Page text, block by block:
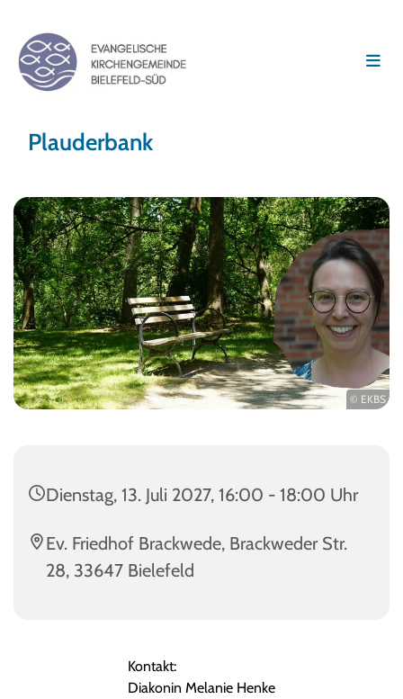
Plauderbank
© EKBS
Dienstag, 13. Juli 2027, 16:00 - 18:00 Uhr
Ev. Friedhof Brackwede, Brackweder Str.
28, 33647 Bielefeld
Kontakt:
Diakonin Melanie Henke